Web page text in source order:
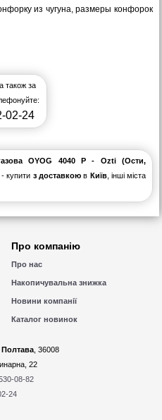
из чугуна, размеры конфорок
також за
02-24
OYOG 4040 P - Ozti (Ости,
- купити з доставкоюв Київ, інші міста
Про компанію
Про нас
Накопичувальна знижка
Новини компанії
Каталог новинок
, 36008
22
08-82
24